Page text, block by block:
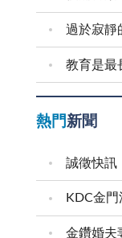
熱門新聞
誠徵快訊